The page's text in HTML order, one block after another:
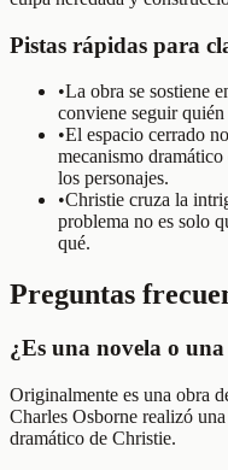
Pistas rápidas para
•La obra se sostiene
conviene seguir
•El espacio cerrado
mecanismo
los personajes.
•Christie cruza la
problema no es solo
qué.
Preguntas
¿Es una novela o
Originalmente es una obra
Charles Osborne realizó
dramático de Christie.